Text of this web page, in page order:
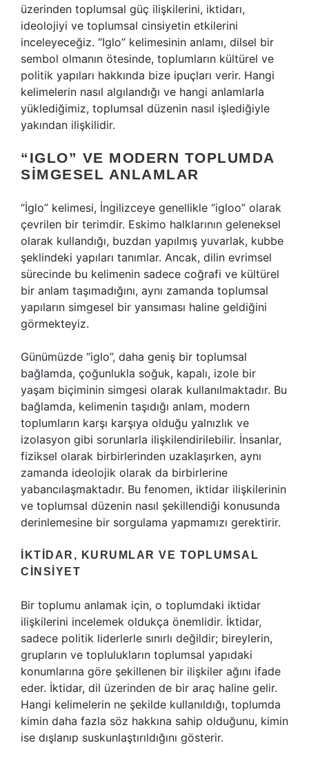
üzerinden toplumsal güç ilişkilerini, iktidarı,
ideolojiyi ve toplumsal cinsiyetin etkilerini
inceleyeceğiz. “Iglo” kelimesinin anlamı, dilsel bir
sembol olmanın ötesinde, toplumların kültürel ve
politik yapıları hakkında bize ipuçları verir. Hangi
kelimelerin nasıl algılandığı ve hangi anlamlarla
yüklediğimiz, toplumsal düzenin nasıl işlediğiyle
yakından ilişkilidir.
“IGLO” VE MODERN TOPLUMDA
SIMGESEL ANLAMLAR
“İglo” kelimesi, İngilizceye genellikle “igloo” olarak
çevrilen bir terimdir. Eskimo halklarının geleneksel
olarak kullandığı, buzdan yapılmış yuvarlak, kubbe
şeklindeki yapıları tanımlar. Ancak, dilin evrimsel
sürecinde bu kelimenin sadece coğrafi ve kültürel
bir anlam taşımadığını, aynı zamanda toplumsal
yapıların simgesel bir yansıması haline geldiğini
görmekteyiz.
Günümüzde “iglo”, daha geniş bir toplumsal
bağlamda, çoğunlukla soğuk, kapalı, izole bir
yaşam biçiminin simgesi olarak kullanılmaktadır. Bu
bağlamda, kelimenin taşıdığı anlam, modern
toplumların karşı karşıya olduğu yalnızlık ve
izolasyon gibi sorunlarla ilişkilendirilebilir. İnsanlar,
fiziksel olarak birbirlerinden uzaklaşırken, aynı
zamanda ideolojik olarak da birbirlerine
yabancılaşmaktadır. Bu fenomen, iktidar ilişkilerinin
ve toplumsal düzenin nasıl şekillendiği konusunda
derinlemesine bir sorgulama yapmamızı gerektirir.
İKTIDAR, KURUMLAR VE TOPLUMSAL
CINSIYET
Bir toplumu anlamak için, o toplumdaki iktidar
ilişkilerini incelemek oldukça önemlidir. İktidar,
sadece politik liderlerle sınırlı değildir; bireylerin,
grupların ve toplulukların toplumsal yapıdaki
konumlarına göre şekillenen bir ilişkiler ağını ifade
eder. İktidar, dil üzerinden de bir araç haline gelir.
Hangi kelimelerin ne şekilde kullanıldığı, toplumda
kimin daha fazla söz hakkına sahip olduğunu, kimin
ise dışlanıp suskunlaştırıldığını gösterir.